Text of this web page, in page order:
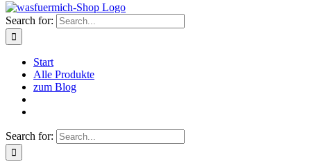
Search for:
Start
Alle Produkte
zum Blog
Search for: